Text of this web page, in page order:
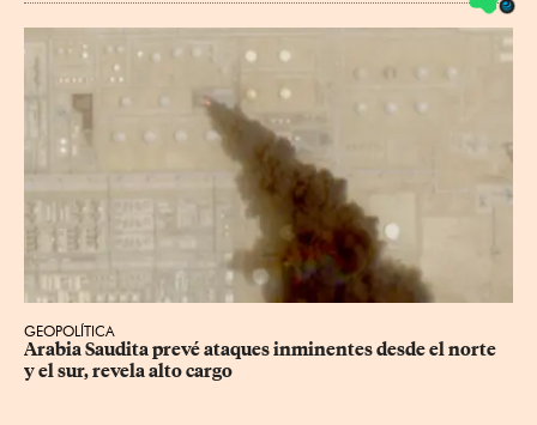
GEOPOLÍTICA
Arabia Saudita prevé ataques inminentes desde el norte
y el sur, revela alto cargo